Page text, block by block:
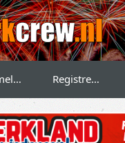
Aanmelden Registreren